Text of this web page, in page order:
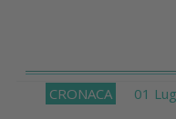
CRONACA 01